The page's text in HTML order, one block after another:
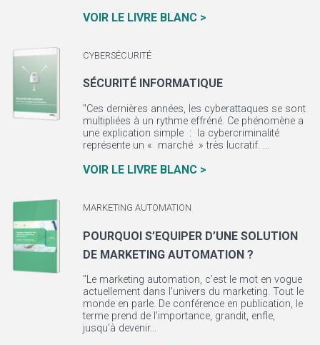
VOIR LE LIVRE BLANC >
CYBERSÉCURITÉ
SÉCURITÉ INFORMATIQUE
"Ces dernières années, les cyberattaques se sont
multipliées à un rythme effréné. Ce phénomène a
une explication simple : la cybercriminalité
représente un « marché » très lucratif. ...
VOIR LE LIVRE BLANC >
MARKETING AUTOMATION
POURQUOI S’EQUIPER D’UNE SOLUTION
DE MARKETING AUTOMATION ?
"Le marketing automation, c’est le mot en vogue
actuellement dans l’univers du marketing. Tout le
monde en parle. De conférence en publication, le
terme prend de l’importance, grandit, enfle,
jusqu’à devenir...